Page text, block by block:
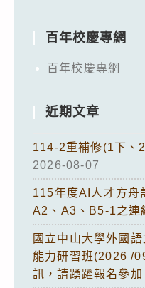
百年校慶專網
百年校慶專網
近期文章
114-2重補修(1下、
2026-08-07
115年度AI人才方舟
A2、A3、B5-1之連
國立中山大學外國
能力研習班(2026 /
訊，請踴躍報名參加